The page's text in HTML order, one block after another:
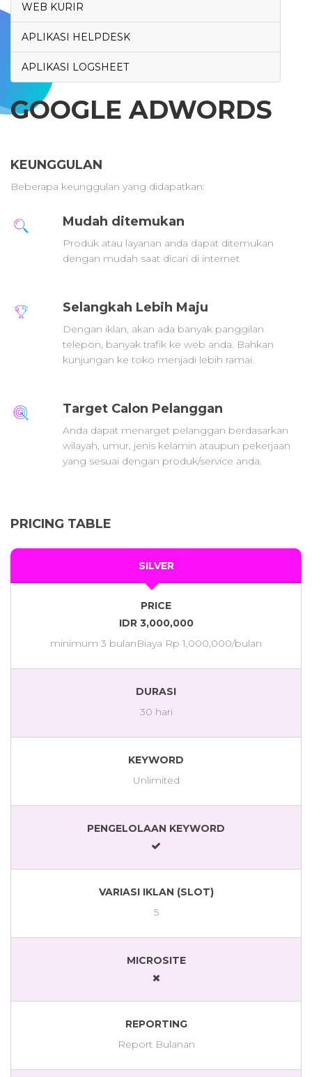
WEB KURIR
APLIKASI HELPDESK
APLIKASI LOGSHEET
GOOGLE ADWORDS
KEUNGGULAN
Beberapa keunggulan yang didapatkan:
Mudah ditemukan
Produk atau layanan anda dapat ditemukan
dengan mudah saat dicari di internet
Selangkah Lebih Maju
Dengan iklan, akan ada banyak panggilan
telepon, banyak trafik ke web anda. Bahkan
kunjungan ke toko menjadi lebih ramai.
Target Calon Pelanggan
Anda dapat menarget pelanggan berdasarkan
wilayah, umur, jenis kelamin ataupun pekerjaan
yang sesuai dengan produk/service anda.
PRICING TABLE
SILVER
PRICE
IDR 3,000,000
minimum 3 bulanBiaya Rp 1,000,000/bulan
DURASI
30 hari
KEYWORD
Unlimited
PENGELOLAAN KEYWORD
VARIASI IKLAN (SLOT)
5
MICROSITE
REPORTING
Report Bulanan